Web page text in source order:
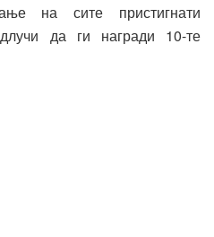
на сите пристигнати
да ги награди 10-те